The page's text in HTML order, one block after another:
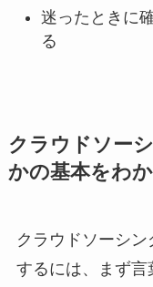
迷ったときに
る
クラウドソー
かの基本をわ
クラウドソーシ
するには、まず